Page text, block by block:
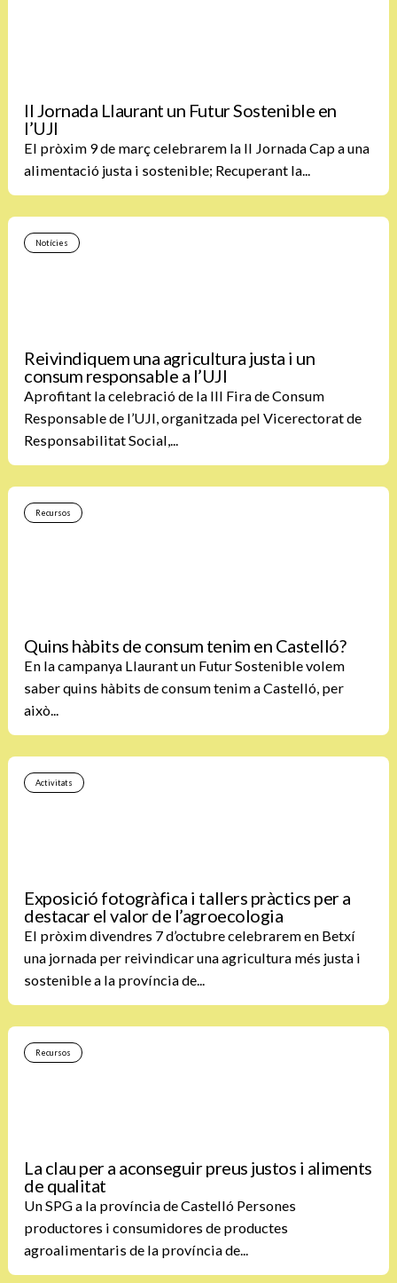
II Jornada Llaurant un Futur Sostenible en
l’UJI
El pròxim 9 de març celebrarem la II Jornada Cap a una
alimentació justa i sostenible; Recuperant la...
Notícies
Reivindiquem una agricultura justa i un
consum responsable a l’UJI
Aprofitant la celebració de la III Fira de Consum
Responsable de l’UJI, organitzada pel Vicerectorat de
Responsabilitat Social,...
Recursos
Quins hàbits de consum tenim en Castelló?
En la campanya Llaurant un Futur Sostenible volem
saber quins hàbits de consum tenim a Castelló, per
això...
Activitats
Exposició fotogràfica i tallers pràctics per a
destacar el valor de l’agroecologia
El pròxim divendres 7 d’octubre celebrarem en Betxí
una jornada per reivindicar una agricultura més justa i
sostenible a la província de...
Recursos
La clau per a aconseguir preus justos i aliments
de qualitat
Un SPG a la província de Castelló Persones
productores i consumidores de productes
agroalimentaris de la província de...